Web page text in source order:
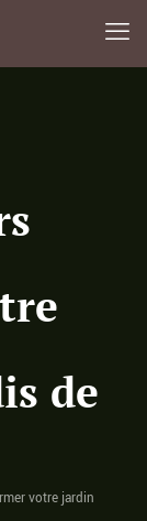
de
votre jardin